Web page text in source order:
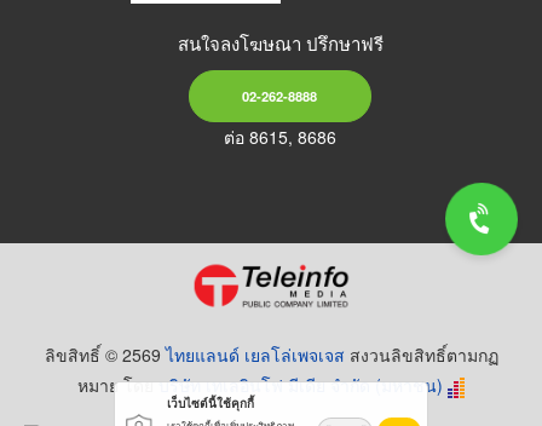
สนใจลงโฆษณา ปรึกษาฟรี
02-262-8888
ต่อ 8615, 8686
ลิขสิทธิ์ © 2569ไทยแลนด์ เยลโล่เพจเจส สงวนลิขสิทธิ์ตามกฏ
หมาย โดยบริษัท เทเลอินโฟ มีเดีย จำกัด (มหาชน)
เว็บไซต์นี้ใช้คุกกี้